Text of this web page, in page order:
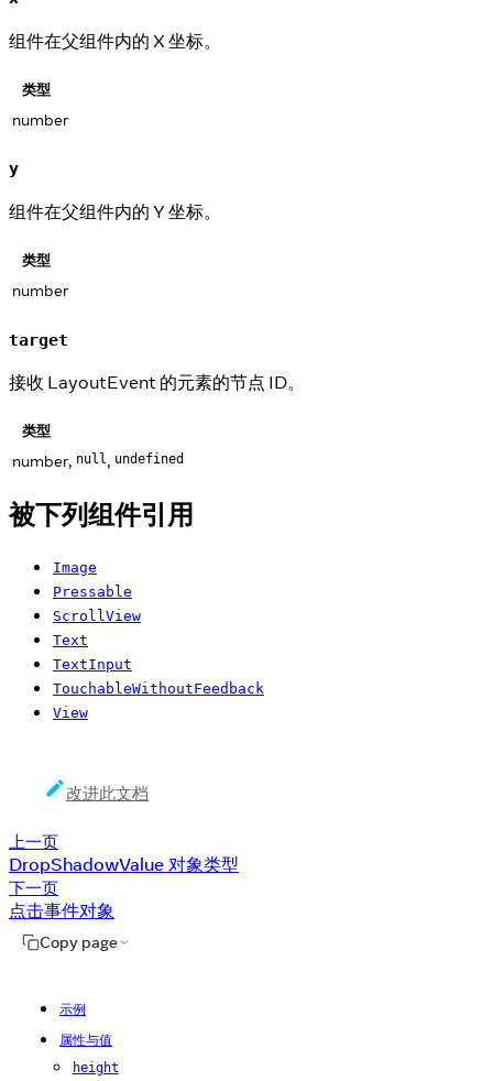
组件在父组件内的 X 坐标。
类型
number
y
组件在父组件内的 Y 坐标。
类型
number
target
接收 LayoutEvent 的元素的节点 ID。
类型
number, null, undefined
被下列组件引用
Image
Pressable
ScrollView
Text
TextInput
TouchableWithoutFeedback
View
改进此文档
上一页
DropShadowValue 对象类型
下一页
点击事件对象
Copy page
示例
属性与值
height